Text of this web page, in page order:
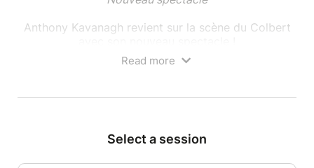
Anthony Kavanagh revient sur la scène du Colbert
spectacle
Read more
Select a session